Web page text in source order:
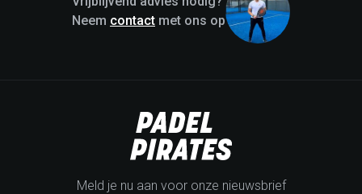
Neem contact met ons op
Meld je nu aan voor onze nieuwsbrief